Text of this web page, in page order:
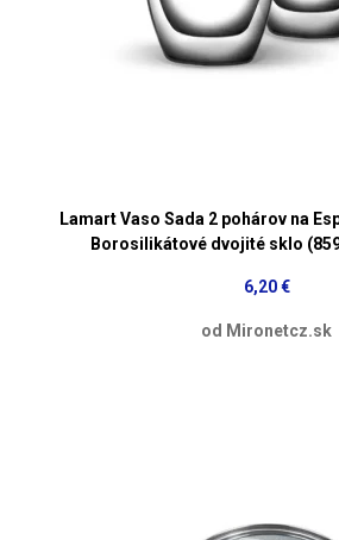
Lamart Vaso Sada 2 pohárov na
Borosilikátové dvojité sklo
6,20 €
od Mironetcz.sk